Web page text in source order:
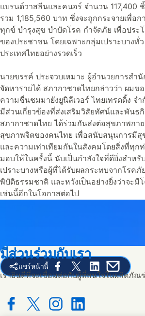
แบรนด์วาสลีนและคนอร์ จำนวน 117,400
รวม 1,185,560 บาท ซึ่งจะถูกกระจายเพื่อก
ทุกข์ บำรุงสุข บำบัดโรค กำจัดภัย เพื่อประ
ของประชาชน โดยเฉพาะกลุ่มเปราะบางทั่ว
ประเทศไทยอย่างรวดเร็ว
นายขรรค์ ประจวบเหมาะ ผู้อำนวยการสำ
จัดหารายได้ สภากาชาดไทยกล่าวว่า ผมข
ความชื่นชมมายังยูนิลีเวอร์ ไทยเทรดดิ้ง จ
มีส่วนเกี่ยวข้องที่ส่งเสริมวิสัยทัศน์และพันธ
สภากาชาดไทย ได้ร่วมกันส่งต่อสุขภาพกา
สุขภาพจิตของคนไทย เพื่อสนับสนุนการมี
และความเท่าเทียมกันในสังคมโดยสิ่งที่ทุก
มอบให้ในครั้งนี้ นับเป็นกำลังใจที่ดียิ่งสำหรั
เปราะบางหรือผู้ที่ได้รับผลกระทบจากโรคภั
พิบัติธรรมชาติ และหวังเป็นอย่างยิ่งว่าจะมี
เช่นนี้อีกในโอกาสต่อไป
แชร์หน้านี้
Share this page on
Share this page on X
Share this page
Share this
มีส่วนร่วมกับเรา
เรายินดีที่จะเชื่อมต่อกับผู้ที่สนใจในผลิตภัณ